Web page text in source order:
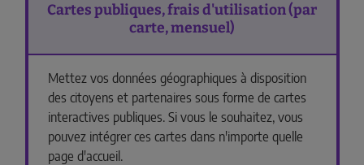
Cartes publiques, frais d'utilisation (par
carte, mensuel)
Mettez vos données géographiques à disposition
des citoyens et partenaires sous forme de cartes
interactives publiques. Si vous le souhaitez, vous
pouvez intégrer ces cartes dans n'importe quelle
page d'accueil.